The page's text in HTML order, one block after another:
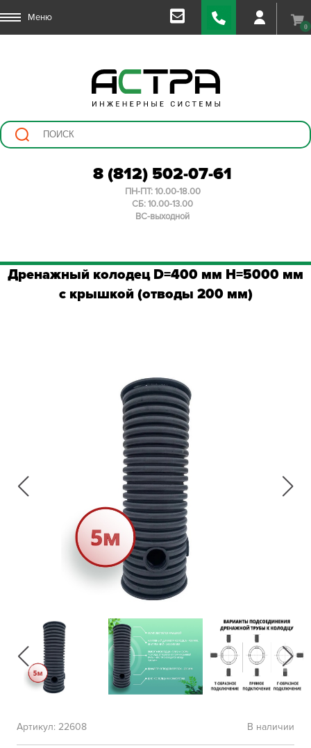
Меню
0
8 (812) 502-07-61
ПН-ПТ: 10.00-18.00
СБ: 10.00-13.00
ВС-выходной
Дренажный колодец D=400 мм H=5000 мм
с крышкой (отводы 200 мм)
В наличии
Артикул: 22608